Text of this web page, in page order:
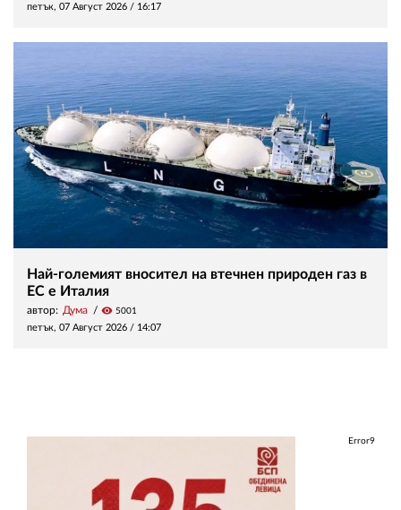
петък, 07 Август 2026 / 16:17
Най-големият вносител на втечнен природен газ в
ЕС е Италия
автор: Дума visibility 5001
петък, 07 Август 2026 / 14:07
Error9